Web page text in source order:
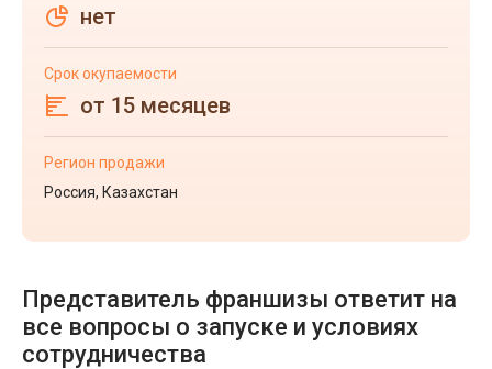
нет
Срок окупаемости
от 15 месяцев
Регион продажи
Россия, Казахстан
Представитель франшизы ответит на
все вопросы о запуске и условиях
сотрудничества